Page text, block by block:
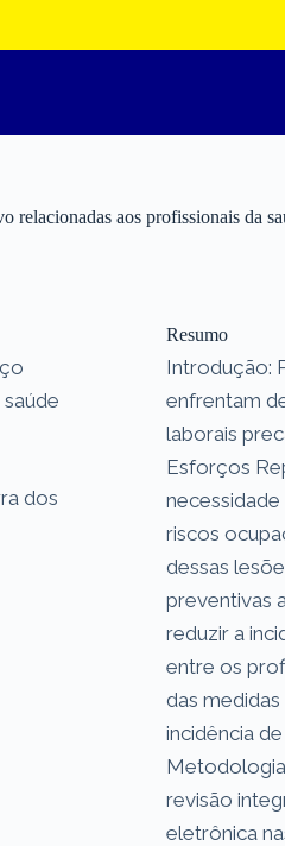
relacionadas aos profissionais da
dos
Resumo
Introdução:
enfrentam
laborais
Esforços
riscos
dessas
preventivas
reduzir a
entre os
das
incidência
revisão
eletrônica